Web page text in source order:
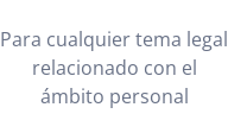
Para cualquier tema legal
relacionado con el
ámbito personal